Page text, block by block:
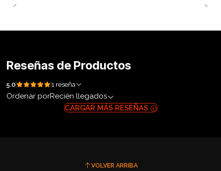
Reseñas de Productos
5.0 1 reseña
Ordenar porRecién llegados
CARGAR MÁS RESEÑAS
VOLVER ARRIBA